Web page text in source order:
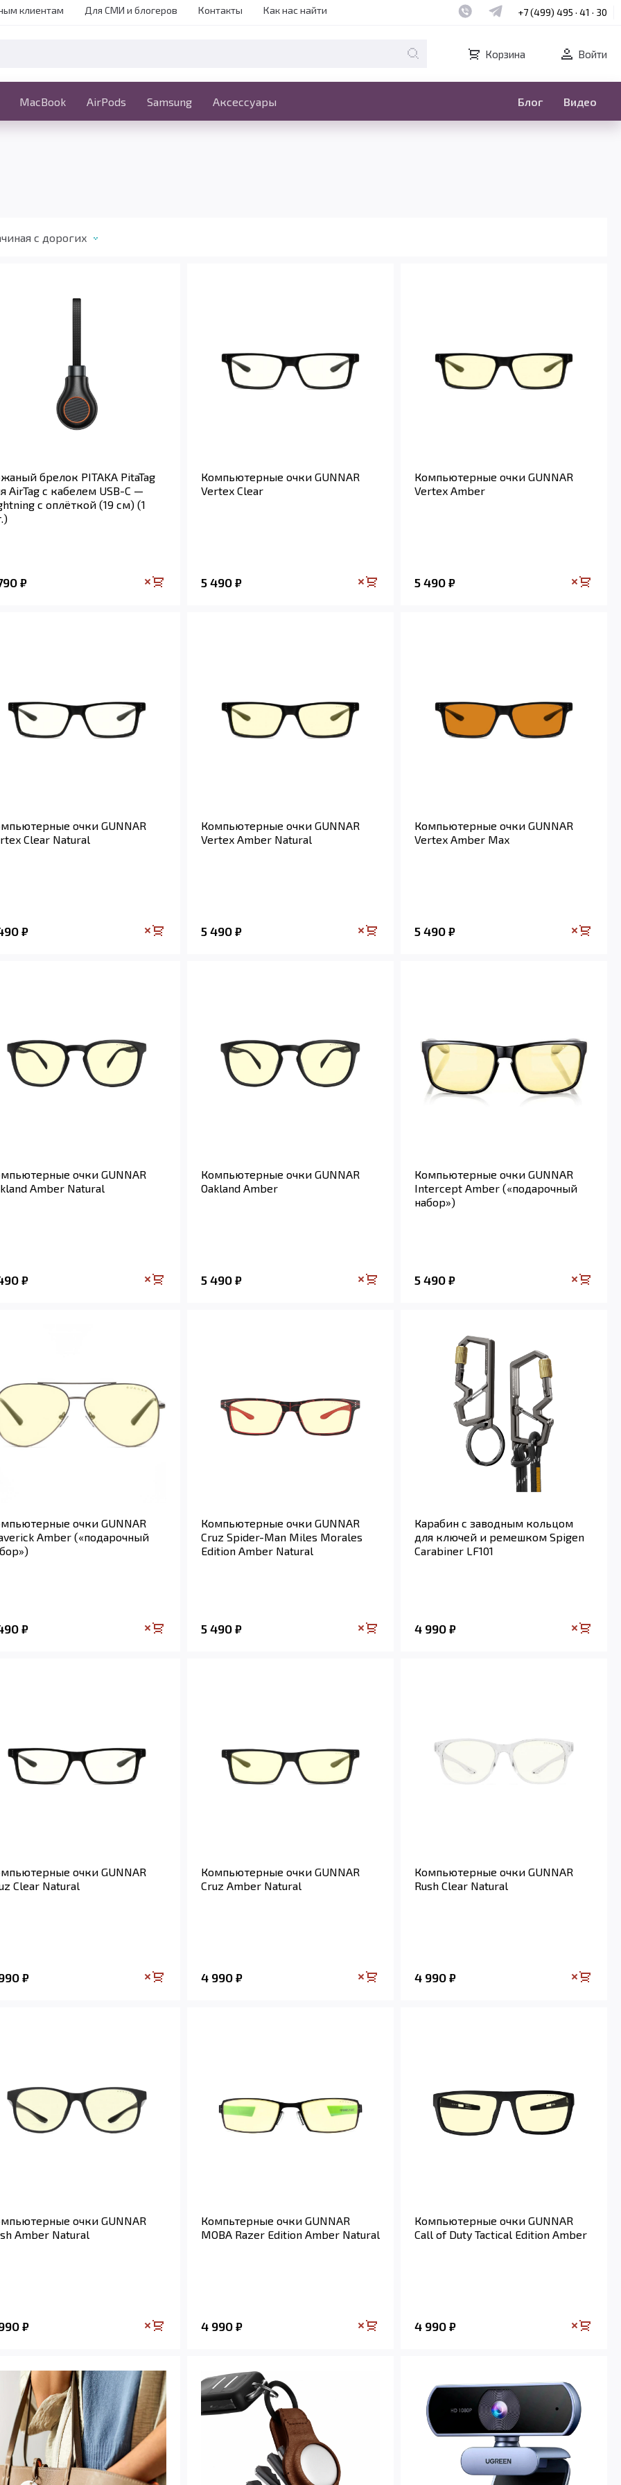
клиентам Для СМИ и блогеров Контакты Как нас найти Наш whatsapp
Наш telegram
+7 (499) 495 · 41 · 30
Корзина Войти
MacBook AirPods Samsung Аксессуары Блог Видео
iPhone MacBook Ещё
с дорогих
брелок PITAKA PitaTag
AirTag с кабелем USB-C —
с оплёткой (19 см) (1
₽
Компьютерные очки GUNNAR
Vertex Clear
5 490 ₽
Компьютерные очки GUNNAR
Vertex Amber
5 490 ₽
очки GUNNAR
Clear Natural
₽
Компьютерные очки GUNNAR
Vertex Amber Natural
5 490 ₽
Компьютерные очки GUNNAR
Vertex Amber Max
5 490 ₽
очки GUNNAR
Amber Natural
₽
Компьютерные очки GUNNAR
Oakland Amber
5 490 ₽
Компьютерные очки GUNNAR
Intercept Amber («подарочный
набор»)
5 490 ₽
очки GUNNAR
Amber («подарочный
₽
Компьютерные очки GUNNAR
Cruz Spider-Man Miles Morales
Edition Amber Natural
5 490 ₽
Карабин с заводным кольцом
для ключей и ремешком Spigen
Carabiner LF101
4 990 ₽
очки GUNNAR
Clear Natural
₽
Компьютерные очки GUNNAR
Cruz Amber Natural
4 990 ₽
Компьютерные очки GUNNAR
Rush Clear Natural
4 990 ₽
очки GUNNAR
Amber Natural
₽
Компьтерные очки GUNNAR
MOBA Razer Edition Amber Natural
4 990 ₽
Компьютерные очки GUNNAR
Call of Duty Tactical Edition Amber
4 990 ₽